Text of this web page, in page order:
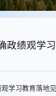
政绩观学
学习教育落地